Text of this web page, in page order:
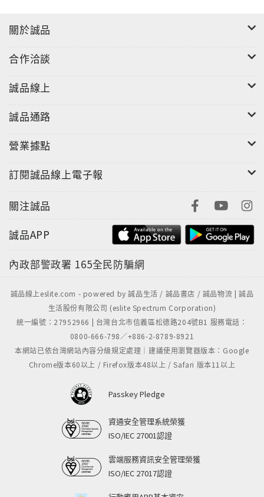
關於誠品
合作洽談
誠品線上
誠品通路
營業據點
訂閱誠品線上電子報
關注誠品
誠品APP
內政部警政署 165全民防騙網
誠品線上eslite.com - powered by 誠品生活 / 誠品書店 / 誠品物流 | 誠品
生活股份有限公司 (eslite Spectrum Corporation)
統一編號：27952966 | 台灣台北市信義區松德路204號B1 服務電話：
0800-666-798／+886-2-8789-8921
本網站已依台灣網站內容分級規定處理｜建議使用瀏覽器版本：Google
Chrome版本60以上 / Firefox版本48以上 / Safari 版本11以上
Passkey Pledge
資通安全管理系統榮獲
ISO/IEC 27001認證
雲端服務資訊安全管理榮獲
ISO/IEC 27017認證